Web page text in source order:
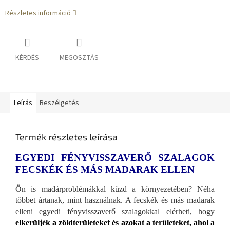
Részletes információ
KÉRDÉS MEGOSZTÁS
Leírás Beszélgetés
Termék részletes leírása
EGYEDI FÉNYVISSZAVERŐ SZALAGOK
FECSKÉK ÉS MÁS MADARAK ELLEN
Ön is madárproblémákkal küzd a környezetében? Néha
többet ártanak, mint használnak. A fecskék és más madarak
elleni egyedi fényvisszaverő szalagokkal elérheti, hogy
elkerüljék a zöldterületeket és azokat a területeket, ahol a